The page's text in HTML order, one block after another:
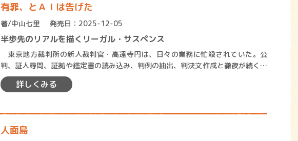
有罪、とＡＩは告げた
著/中山七里 発売日：2025-12-05
半歩先のリアルを描くリーガル・サスペンス
東京地方裁判所の新人裁判官・高遠寺円は、日々の業務に忙殺されていた。公
判、証人尋問、証拠や鑑定書の読み込み、判例の抽出、判決文作成と徹夜が続く。
東京高裁総括判事・寺脇に呼び出された円は…
詳しくみる
人面島